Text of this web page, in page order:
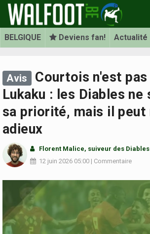
BELGIQUE Deviens fan! Actualité
Avis
Courtois n'est pas
Lukaku : les Diables ne
sa priorité, mais il peut
adieux
Florent Malice, suiveur des
12 juin 2026 05:00 | Commentaire